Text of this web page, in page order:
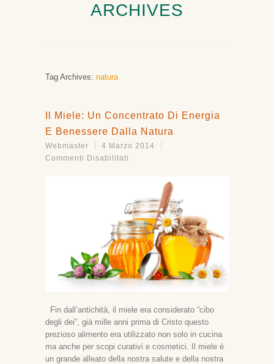
ARCHIVES
Tag Archives: natura
Il Miele: Un Concentrato Di Energia
E Benessere Dalla Natura
Webmaster
4 Marzo 2014
Commenti Disabilitati
Concentrato
Di
Energia
E
Benessere
Dalla
Natura
Fin dall’antichità, il miele era considerato “cibo
degli dei”, già mille anni prima di Cristo questo
prezioso alimento era utilizzato non solo in cucina
ma anche per scopi curativi e cosmetici. Il miele è
un grande alleato della nostra salute e della nostra